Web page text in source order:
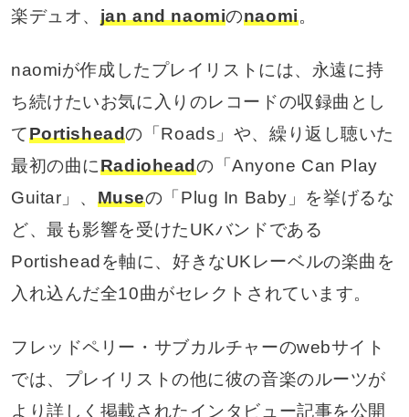
楽デュオ、 jan and naomiのnaomi。
naomiが作成したプレイリストには、永遠に持
ち続けたいお気に入りのレコードの収録曲とし
てPortisheadの「Roads」や、繰り返し聴いた
最初の曲にRadioheadの「Anyone Can Play
Guitar」、 Museの「Plug In Baby」を挙げるな
ど、最も影響を受けたUKバンドである
Portisheadを軸に、好きなUKレーベルの楽曲を
入れ込んだ全10曲がセレクトされています。
フレッドペリー・サブカルチャーのwebサイト
では、プレイリストの他に彼の音楽のルーツが
より詳しく掲載されたインタビュー記事を公開